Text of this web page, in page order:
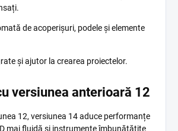
de acoperișuri, podele și elemente
și ajutor la crearea proiectelor.
versiunea anterioară 12
12, versiunea 14 aduce performanțe
mai fluidă și instrumente îmbunătățite